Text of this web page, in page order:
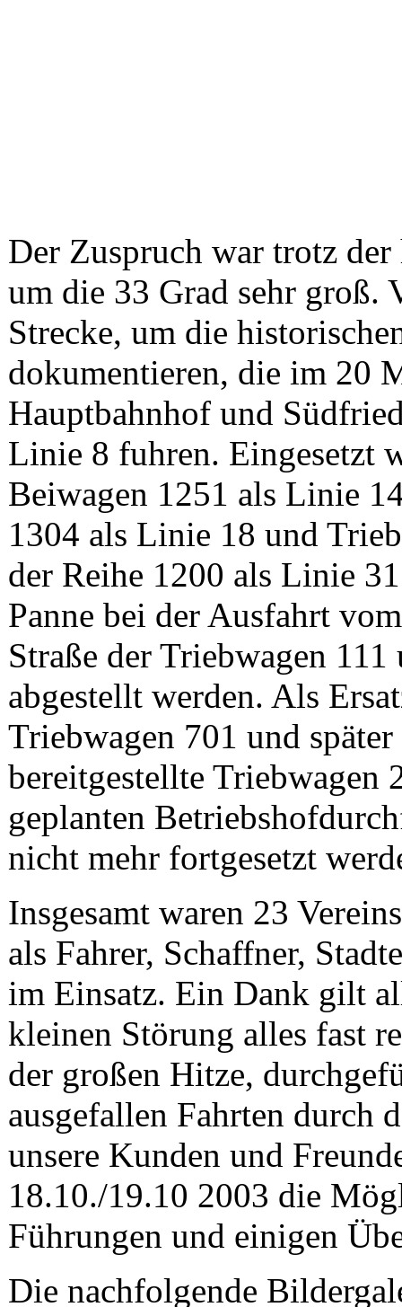
Der Zuspruch war trotz
um die 33 Grad sehr groß.
Strecke, um die
dokumentieren, die im 20
Hauptbahnhof und
Linie 8 fuhren. Eingesetzt
Beiwagen 1251 als Linie
1304 als Linie 18 und
der Reihe 1200 als Linie
Panne bei der Ausfahrt
Straße der Triebwagen
abgestellt werden. Als
Triebwagen 701 und
bereitgestellte Triebwagen
geplanten
nicht mehr fortgesetzt
Insgesamt waren 23
als Fahrer, Schaffner,
im Einsatz. Ein Dank gilt
kleinen Störung alles fast
der großen Hitze,
ausgefallen Fahrten durch
unsere Kunden und
18.10./19.10 2003 die
Führungen und einigen
Die nachfolgende